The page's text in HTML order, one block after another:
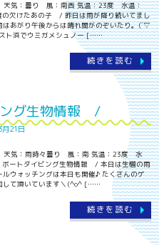
天気：曇り 風：南西 気温：23度 水温：
欠けたあの子 / 昨日は雨が降り続いてまし
はあがり午後からは晴れ間がのぞいたり。(´▽
ト浜でウミガメシュノー [……
続きを読む
グ生物情報 /
21日
天気：雨時々曇り 風：南 気温：23度 水
ートダイビング生物情報 / 本日は生憎の雨
ルウォッチングは本日も開催♪ たくさんのゲ
して頂いています＼(^o^ [……
続きを読む